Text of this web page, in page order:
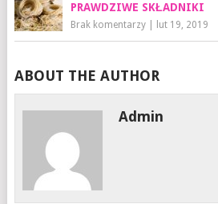
PRAWDZIWE SKŁADNIKI
Brak komentarzy| lut 19, 2019
ABOUT THE AUTHOR
Admin